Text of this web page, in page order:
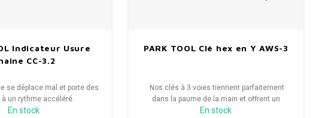
Indicateur Usure
CC-3.2
se déplace mal et porte des
à un rythme accéléré.
En stock
PARK TOOL Clé hex en Y AWS-3
Nos clés à 3 voies tiennent parfaitement
dans la paume de la main et offrent un
excellent effet de levier, ce qui en fait l'une
En stock